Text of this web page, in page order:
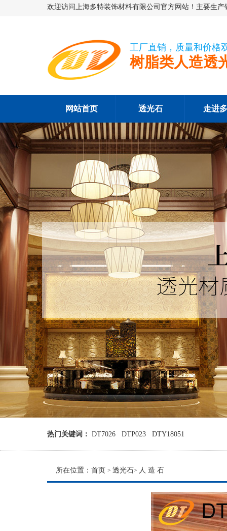
欢迎访问上海多特装饰材料有限公司官方网站！主要生
工厂直销，质量和价格
树脂类人造透
网站首页 透光石 走进
热门关键词： DT7026 DTP023 DTY18051
所在位置： 首页 > 透光石> 人 造 石